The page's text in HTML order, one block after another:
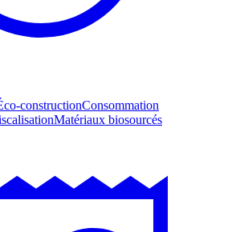
constructionConsommation
Matériaux biosourcés